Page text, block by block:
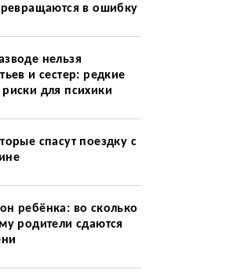
в ошибку
нельзя
и сестер: редкие
для психики
спасут поездку с
ребёнка: во сколько
родители сдаются